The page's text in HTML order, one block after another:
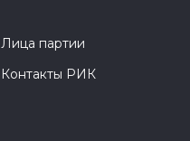
Лица партии
Контакты РИК